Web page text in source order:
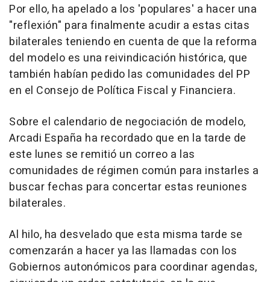
Por ello, ha apelado a los 'populares' a hacer una
"reflexión" para finalmente acudir a estas citas
bilaterales teniendo en cuenta de que la reforma
del modelo es una reivindicación histórica, que
también habían pedido las comunidades del PP
en el Consejo de Política Fiscal y Financiera.
Sobre el calendario de negociación de modelo,
Arcadi España ha recordado que en la tarde de
este lunes se remitió un correo a las
comunidades de régimen común para instarles a
buscar fechas para concertar estas reuniones
bilaterales.
Al hilo, ha desvelado que esta misma tarde se
comenzarán a hacer ya las llamadas con los
Gobiernos autonómicos para coordinar agendas,